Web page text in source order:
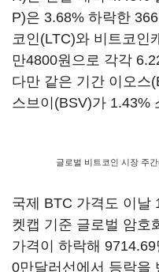
P)은 3.68% 하락한
코인(LTC)와 비트코인
만4800원으로 각각
다만 같은 기간 이오스
스브이(BSV)가 1.43%
글로벌 비트코인 시장 주
국제 BTC 가격도 이날
켓캡 기준 글로벌 암호
가격이 하락해
0만달러선에서 등락을